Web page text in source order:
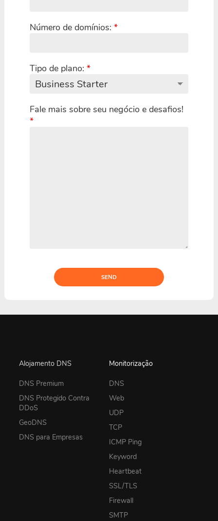
Número de domínios: *
Tipo de plano: *
Fale mais sobre seu negócio e desafios!
*
SEND
Alojamento DNS
DNS Premium
DNS Protegido Contra
DDoS
GeoDNS
DNS para Empresas
Monitorização
DNS
Web
UDP
TCP
ICMP Ping
Keyword
Heartbeat
SSL/TLS
Firewall
SMTP